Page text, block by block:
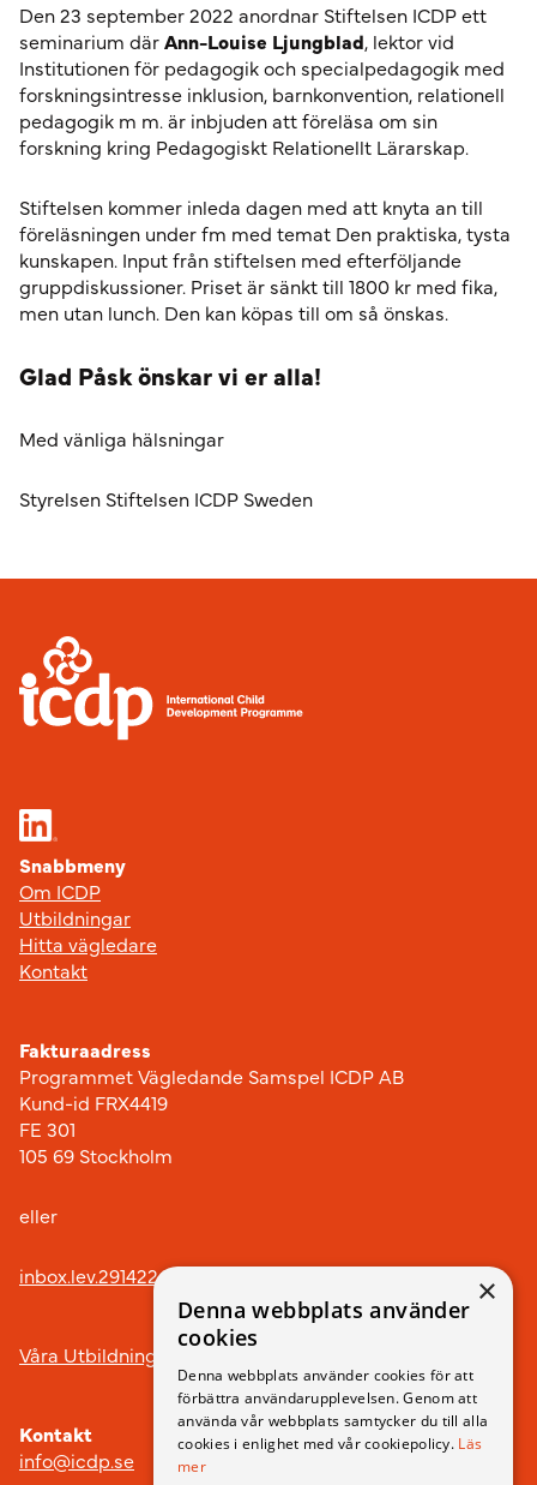
Den 23 september 2022 anordnar Stiftelsen ICDP ett
seminarium därAnn-Louise Ljungblad, lektor vid
Institutionen för pedagogik och specialpedagogik med
forskningsintresse inklusion, barnkonvention, relationell
pedagogik m m. är inbjuden att föreläsa om sin
forskning kring Pedagogiskt Relationellt Lärarskap.
Stiftelsen kommer inleda dagen med att knyta an till
föreläsningen under fm med temat Den praktiska, tysta
kunskapen. Input från stiftelsen med efterföljande
gruppdiskussioner. Priset är sänkt till 1800 kr med fika,
men utan lunch. Den kan köpas till om så önskas.
Glad Påsk önskar vi er alla!
Med vänliga hälsningar
Styrelsen Stiftelsen ICDP Sweden
Sidfot
Snabbmeny
Om ICDP
Utbildningar
Hitta vägledare
Kontakt
Fakturaadress
Programmet Vägledande Samspel ICDP AB
Kund-id FRX4419
FE 301
105 69 Stockholm
eller
inbox.lev.291422@arkivplats.se
Våra Utbildningar
Kontakt
info@icdp.se
×
Denna webbplats använder
cookies
Denna webbplats använder cookies för att
förbättra användarupplevelsen. Genom att
använda vår webbplats samtycker du till alla
cookies i enlighet med vår cookiepolicy. Läs
mer